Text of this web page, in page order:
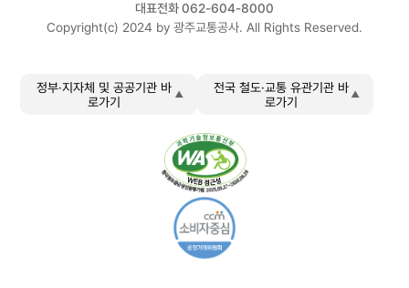
대표전화 062-604-8000
Copyright(c) 2024 by 광주교통공사. All Rights Reserved.
정부·지자체 및 공공기관 바
로가기
전국 철도·교통 유관기관 바
로가기